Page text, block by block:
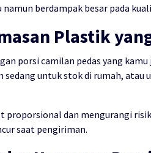
berdampak besar pada
Plastik
porsi camilan pedas yang kamu
untuk stok di rumah, atau
proporsional dan mengurangi
saat pengiriman.